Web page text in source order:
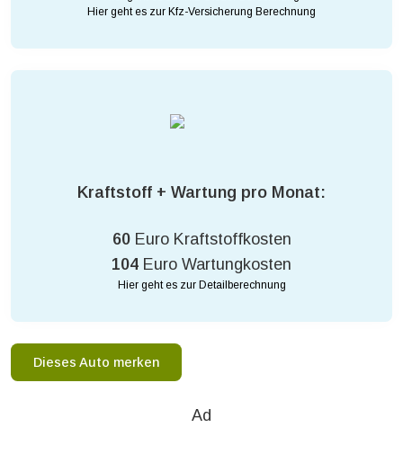
Hier geht es zur Kfz-Versicherung Berechnung
Kraftstoff + Wartung pro Monat:
60 Euro Kraftstoffkosten
104 Euro Wartungkosten
Hier geht es zur Detailberechnung
Dieses Auto merken
Ad